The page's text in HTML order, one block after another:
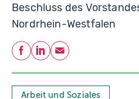
Beschluss des
Nordrhein-Westfalen
Teilen
Facebook
LinkedIn
E-Mail
Arbeit und Soziales